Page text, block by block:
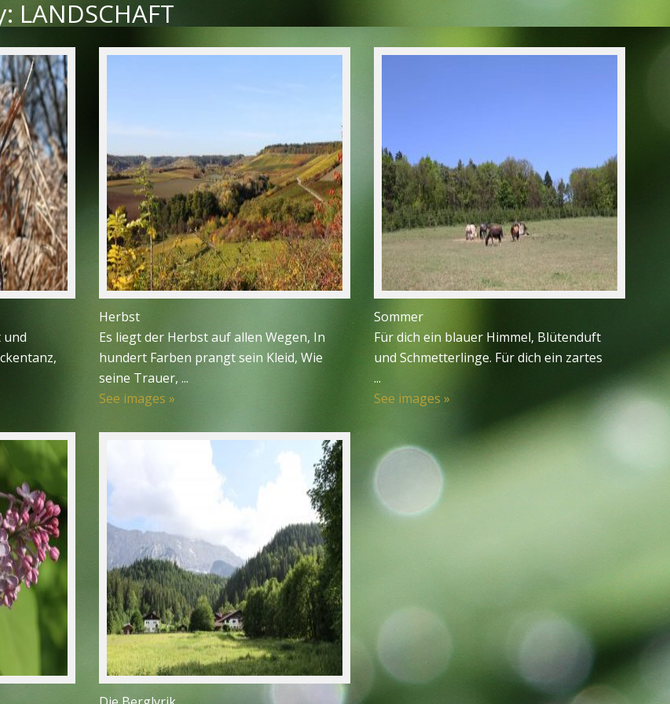
LANDSCHAFT
und
Herbst
Es liegt der Herbst auf allen Wegen, In
hundert Farben prangt sein Kleid, Wie
seine Trauer, ...
See images »
Sommer
Für dich ein blauer Himmel, Blütenduft
und Schmetterlinge. Für dich ein zartes
...
See images »